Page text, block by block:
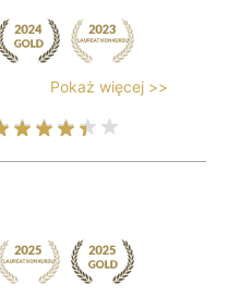
Pokaż więcej >>